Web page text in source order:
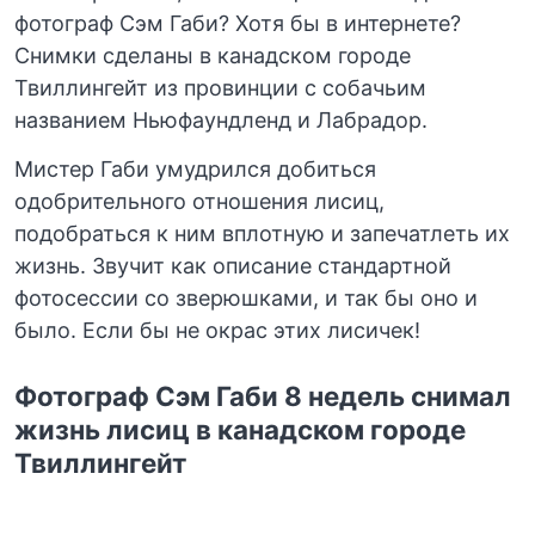
фотограф Сэм Габи? Хотя бы в интернете?
Снимки сделаны в канадском городе
Твиллингейт из провинции с собачьим
названием Ньюфаундленд и Лабрадор.
Мистер Габи умудрился добиться
одобрительного отношения лисиц,
подобраться к ним вплотную и запечатлеть их
жизнь. Звучит как описание стандартной
фотосессии со зверюшками, и так бы оно и
было. Если бы не окрас этих лисичек!
Фотограф Сэм Габи 8 недель снимал
жизнь лисиц в канадском городе
Твиллингейт